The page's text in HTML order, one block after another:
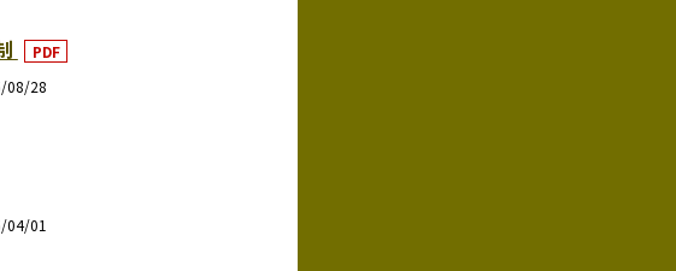
PDF
08/28
04/01